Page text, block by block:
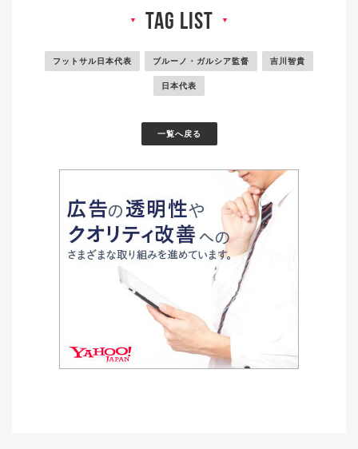
▼ tag list ▼
フットサル日本代表 ブルーノ・ガルシア監督 吉川智貴
日本代表
一覧へ戻る